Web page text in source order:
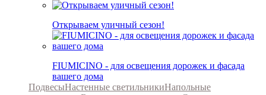
Открываем уличный сезон!
FIUMICINO - для освещения дорожек и фасада
вашего дома
ПодвесыНастенные светильникиНапольные